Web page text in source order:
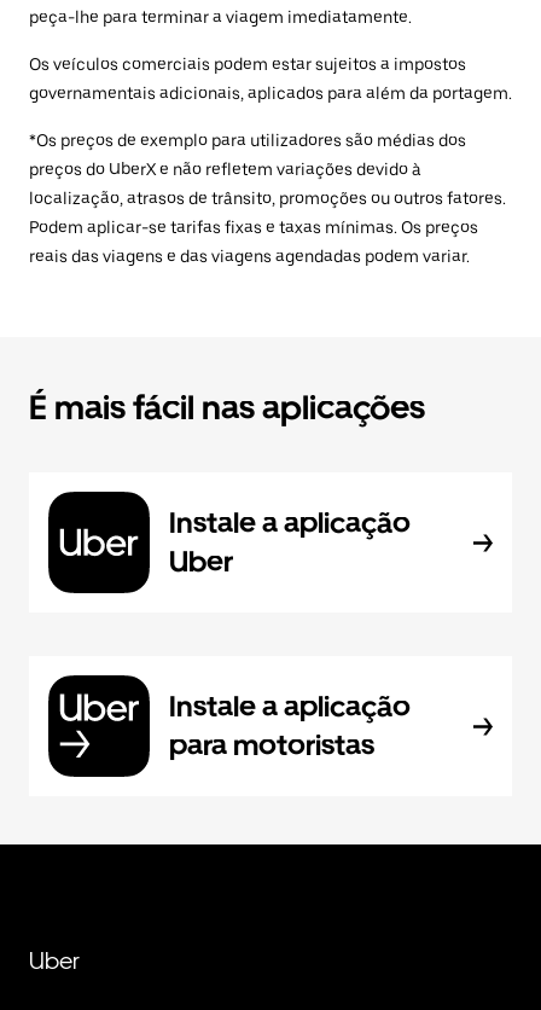
peça-lhe para terminar a viagem imediatamente.
Os veículos comerciais podem estar sujeitos a impostos
governamentais adicionais, aplicados para além da portagem.
*Os preços de exemplo para utilizadores são médias dos
preços do UberX e não refletem variações devido à
localização, atrasos de trânsito, promoções ou outros fatores.
Podem aplicar-se tarifas fixas e taxas mínimas. Os preços
reais das viagens e das viagens agendadas podem variar.
É mais fácil nas aplicações
Instale a aplicação
Uber
Instale a aplicação
para motoristas
Uber